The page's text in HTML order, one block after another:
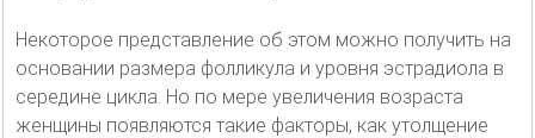
Некоторое представление об этом можно получить на
основании размера фолликула и уровня эстрадиола в
середине цикла. Но по мере увеличения возраста
женщины появляются такие факторы, как утолщение